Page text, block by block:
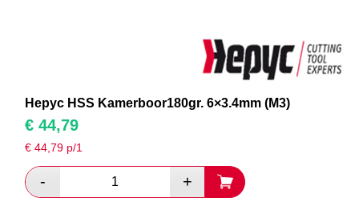
Hepyc HSS Kamerboor180gr. 6×3.4mm (M3)
€ 44,79
€44,79 p/1